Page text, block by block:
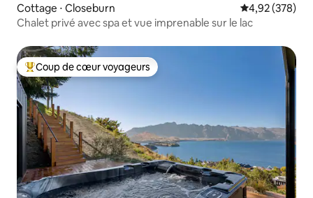
Cottage ⋅ Closeburn Évaluation
4,92 (378)
Chalet privé avec spa et vue imprenable sur le lac
Coups de cœur voyageurs les plus appréciés
Coup de cœur voyageurs